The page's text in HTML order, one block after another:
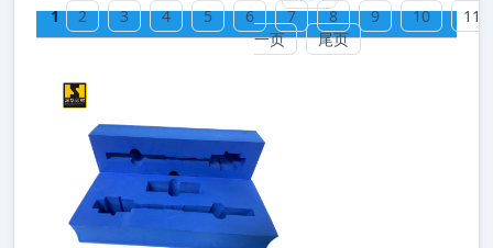
1
2 3 4 5 6 7 8 9 10
11
一页
尾页